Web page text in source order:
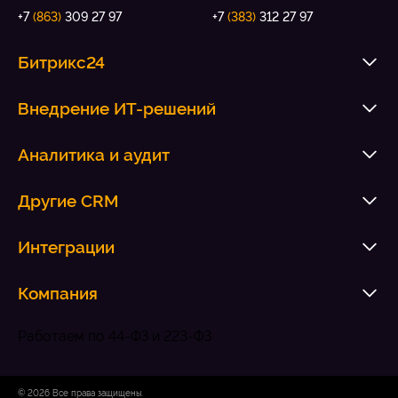
+7(863) 309 27 97 +7(383) 312 27 97
Битрикс24
Внедрение ИТ-решений
Аналитика и аудит
Другие CRM
Интеграции
Компания
Работаем по 44-ФЗ и 223-ФЗ
© 2026 Все права защищены.